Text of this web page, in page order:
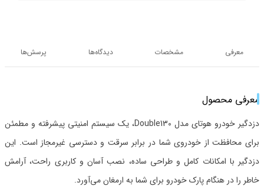
معرفی مشخصات دیدگاه‌ها پرسش‌ها
معرفی محصول
دزدگیر خودرو هوتای مدل Double130، یک سیستم امنیتی پیشرفته و مطمئن
برای محافظت از خودروی شما در برابر سرقت و دسترسی غیرمجاز است. این
دزدگیر با امکانات کامل و طراحی ساده، نصب آسان و کاربری راحت، آرامش
خاطر را در هنگام پارک خودرو برای شما به ارمغان می‌آورد.